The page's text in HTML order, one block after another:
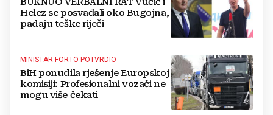
Helez se posvađali oko Bugojna,
padaju teške riječi
MINISTAR FORTO POTVRDIO
BiH ponudila rješenje Europskoj
komisiji: Profesionalni vozači ne
mogu više čekati